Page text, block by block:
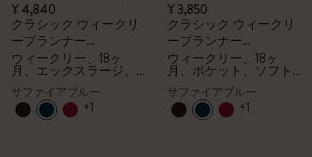
¥ 4,840
クラシック ウィークリ
ープランナー
2026/2027
ウィークリー、18ヶ
月、エックスラージ、
ハードカバー
サファイアブルー
+1
¥ 3,850
クラシック ウィークリ
ープランナー
2026/2027
ウィークリー、18ヶ
月、ポケット、ソフト
サファイアブルー
+1